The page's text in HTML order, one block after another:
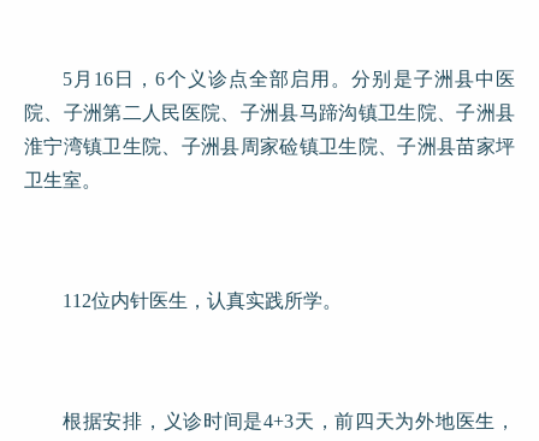
5月16日，6个义诊点全部启用。分别是子洲县中医
院、子洲第二人民医院、子洲县马蹄沟镇卫生院、子洲县
淮宁湾镇卫生院、子洲县周家硷镇卫生院、子洲县苗家坪
卫生室。
112位内针医生，认真实践所学。
根据安排，义诊时间是4+3天，前四天为外地医生，